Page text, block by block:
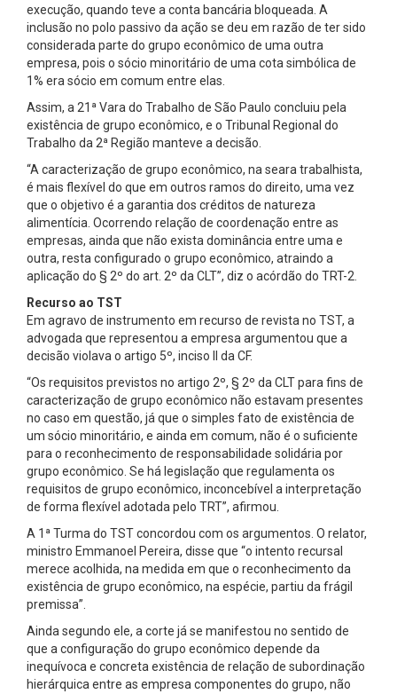
execução, quando teve a conta bancária bloqueada. A
inclusão no polo passivo da ação se deu em razão de ter sido
considerada parte do grupo econômico de uma outra
empresa, pois o sócio minoritário de uma cota simbólica de
1% era sócio em comum entre elas.
Assim, a 21ª Vara do Trabalho de São Paulo concluiu pela
existência de grupo econômico, e o Tribunal Regional do
Trabalho da 2ª Região manteve a decisão.
“A caracterização de grupo econômico, na seara trabalhista,
é mais flexível do que em outros ramos do direito, uma vez
que o objetivo é a garantia dos créditos de natureza
alimentícia. Ocorrendo relação de coordenação entre as
empresas, ainda que não exista dominância entre uma e
outra, resta configurado o grupo econômico, atraindo a
aplicação do § 2º do art. 2º da CLT”, diz o acórdão do TRT-2.
Recurso ao TST
Em agravo de instrumento em recurso de revista no TST, a
advogada que representou a empresa argumentou que a
decisão violava o artigo 5º, inciso II da CF.
“Os requisitos previstos no artigo 2º, § 2º da CLT para fins de
caracterização de grupo econômico não estavam presentes
no caso em questão, já que o simples fato de existência de
um sócio minoritário, e ainda em comum, não é o suficiente
para o reconhecimento de responsabilidade solidária por
grupo econômico. Se há legislação que regulamenta os
requisitos de grupo econômico, inconcebível a interpretação
de forma flexível adotada pelo TRT”, afirmou.
A 1ª Turma do TST concordou com os argumentos. O relator,
ministro Emmanoel Pereira, disse que “o intento recursal
merece acolhida, na medida em que o reconhecimento da
existência de grupo econômico, na espécie, partiu da frágil
premissa”.
Ainda segundo ele, a corte já se manifestou no sentido de
que a configuração do grupo econômico depende da
inequívoca e concreta existência de relação de subordinação
hierárquica entre as empresa componentes do grupo, não